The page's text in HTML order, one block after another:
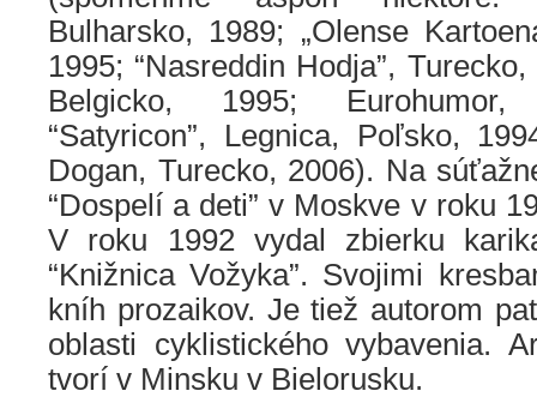
Bulharsko, 1989; „Olense
1995; “Nasreddin Hodja”,
Belgicko, 1995; Eurohumor,
“Satyricon”, Legnica, Poľsko,
Dogan, Turecko, 2006). Na
“Dospelí a deti” v Moskve v roku
V roku 1992 vydal zbierku
“Knižnica Vožyka”. Svojimi
kníh prozaikov. Je tiež autorom
oblasti cyklistického vybavenia.
tvorí v Minsku v Bielorusku.